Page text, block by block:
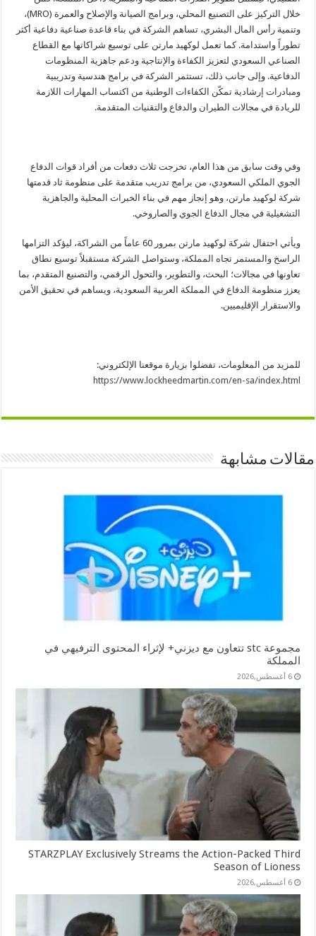
خلال التركيز على التصنيع المحلي، وبرامج الصيانة والإصلاح والعمرة (MRO)،
وتنمية رأس المال البشري، تساهم الشركة في بناء قاعدة صناعية دفاعية أكثر
تطوراً واستدامة. كما تعمل لوكهيد مارتن على توسيع شراكاتها مع القطاع
الصناعي السعودي لتعزيز الكفاءة والإنتاجية ودعم جاهزية المنظومات
الدفاعية. وإلى جانب ذلك، تستثمر الشركة في برامج هندسية وتدريبية
ومبادرات إرشادية تمكّن الكفاءات الوطنية من اكتساب المهارات اللازمة
للريادة في مجالات الطيران والدفاع والتقنيات المتقدمة.
وفي وقت سابق من هذا العام، تخرجت ثلاث دفعات من أفراد قوات الدفاع
الجوي الملكي السعودي، من برامج تدريب متقدمة على منظومة ثاد قدمتها
شركة لوكهيد مارتن، وهو إنجاز مهم في بناء الخبرات المحلية والجاهزية
التشغيلية في مجال الدفاع الجوي والصاروخي.
ويأتي احتفال شركة لوكهيد مارتن بمرور 60 عاماً من الشراكة، ليؤكد التزامها
الراسخ والمستمر تجاه المملكة، وستواصل الشركة مستقبلاً توسيع نطاق
تعاونها في مجالات؛ البحث، والتطوير، والتحول الرقمي، والتصنيع المتقدم، بما
يعزز منظومة الدفاع في المملكة العربية السعودية، ويساهم في تحقيق الأمن
والاستقرار الإقليميين.
للمزيد من المعلومات، تفضلوا بزيارة موقعنا الإلكتروني:
https://www.lockheedmartin.com/en-sa/index.html
مقالات مشابهة
مجموعة stc تتعاون مع ديزني+ لإثراء المحتوى الترفيهي في
المملكة
6 أغسطس,2026
STARZPLAY Exclusively Streams the Action-Packed Third
Season of Lioness
6 أغسطس,2026